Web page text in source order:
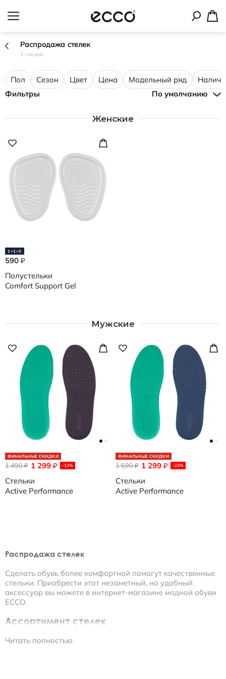
Распродажа стелек
3 товара
Пол Сезон Цвет Цена Модельный ряд
Фильтры
По умолчанию
Женские
1+1=3
590 ₽
Полустельки
Comfort Support Gel
Мужские
ФИНАЛЬНЫЕ СКИДКИ
1 299 ₽ -13%
1 490₽
Стельки
Active Performance
ФИНАЛЬНЫЕ СКИДКИ
1 299 ₽ -23%
1 690₽
Стельки
Active Performance
Распродажа стелек
Сделать обувь более комфортной помогут качественные
стельки. Приобрести этот незаметный, но удобный
аксессуар вы можете в интернет-магазине модной обуви
ECCO.
Ассортимент стелек
• Женские модели представлены стельками Comfort Fibre
Читать полностью